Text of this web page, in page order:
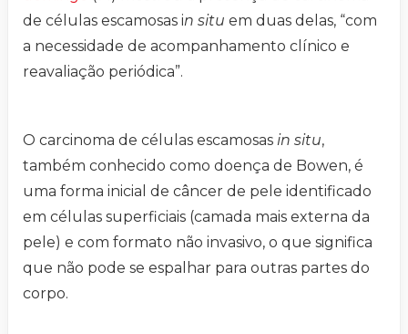
de células escamosas in situ em duas delas, “com
a necessidade de acompanhamento clínico e
reavaliação periódica”.
O carcinoma de células escamosas in situ,
também conhecido como doença de Bowen, é
uma forma inicial de câncer de pele identificado
em células superficiais (camada mais externa da
pele) e com formato não invasivo, o que significa
que não pode se espalhar para outras partes do
corpo.